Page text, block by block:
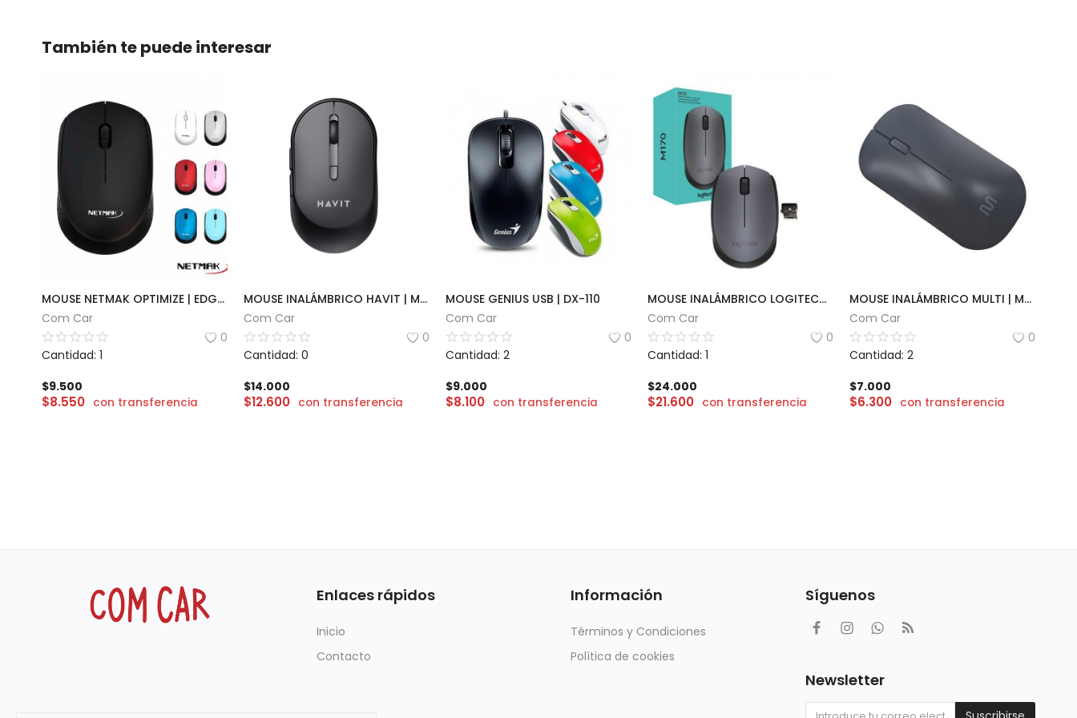
También te puede interesar
MOUSE NETMAK OPTIMIZE | EDGE M680
Com Car
0
Cantidad: 1
$9.500
$8.550 con transferencia
MOUSE INALÁMBRICO HAVIT | MS78GT
Com Car
0
Cantidad: 0
$14.000
$12.600 con transferencia
MOUSE GENIUS USB | DX-110
Com Car
0
Cantidad: 2
$9.000
$8.100 con transferencia
MOUSE INALÁMBRICO LOGITECH M170
Com Car
0
Cantidad: 1
$24.000
$21.600 con transferencia
MOUSE INALÁMBRICO MULTI | MS100
Com Car
0
Cantidad: 2
$7.000
$6.300 con transferencia
Enlaces rápidos
Inicio
Contacto
Información
Términos y Condiciones
Política de cookies
Síguenos
Newsletter